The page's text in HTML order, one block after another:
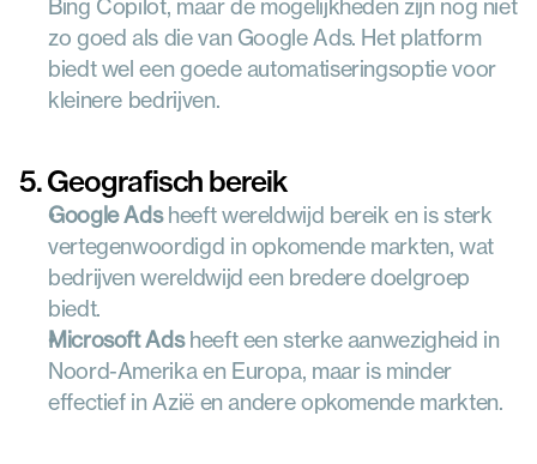
Bing Copilot, maar de mogelijkheden zijn nog niet
zo goed als die van Google Ads. Het platform
biedt wel een goede automatiseringsoptie voor
kleinere bedrijven.
5. Geografisch bereik
Google Ads heeft wereldwijd bereik en is sterk
vertegenwoordigd in opkomende markten, wat
bedrijven wereldwijd een bredere doelgroep
biedt.
Microsoft Ads heeft een sterke aanwezigheid in
Noord-Amerika en Europa, maar is minder
effectief in Azië en andere opkomende markten.